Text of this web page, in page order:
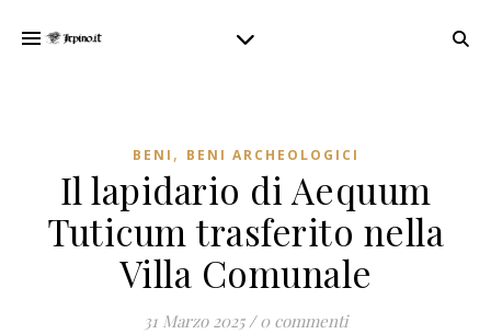
BENI , BENI ARCHEOLOGICI
Il lapidario di Aequum
Tuticum trasferito nella
Villa Comunale
31 Marzo 2025 / 0 commenti